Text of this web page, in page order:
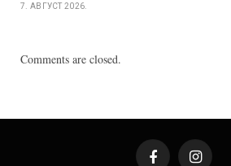
7. АВГУСТ 2026.
Comments are closed.
FacebookInstagram